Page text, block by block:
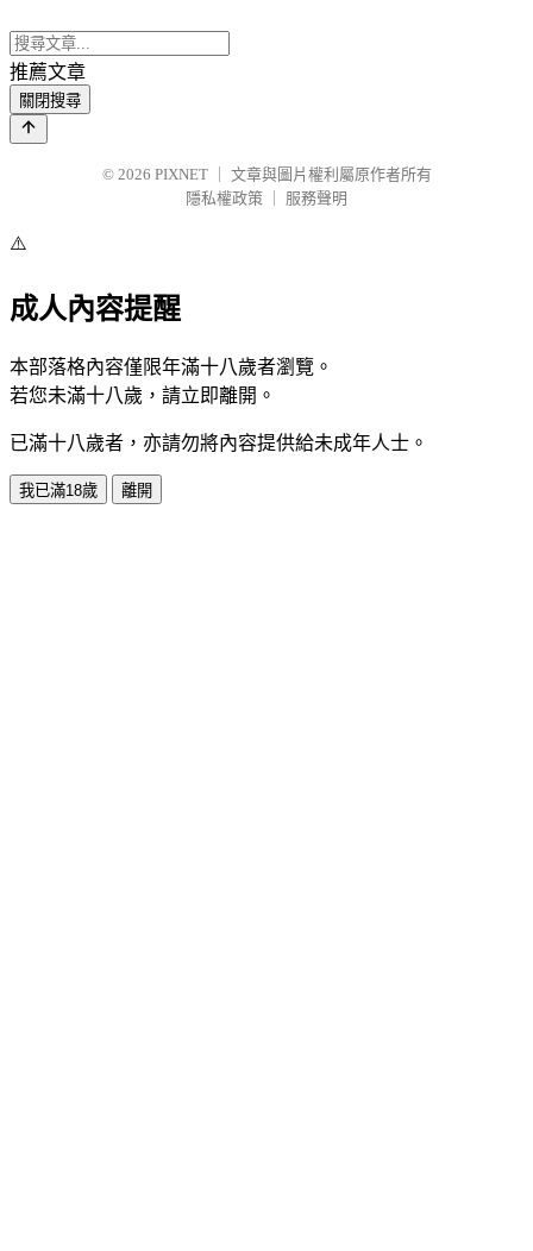
推薦文章
關閉搜尋
© 2026 PIXNET
文章與圖片權利屬原作者所有
隱私權政策
服務聲明
⚠️
成人內容提醒
本部落格內容僅限年滿十八歲者瀏覽。
若您未滿十八歲，請立即離開。
已滿十八歲者，亦請勿將內容提供給未成年人士。
我已滿18歲 離開